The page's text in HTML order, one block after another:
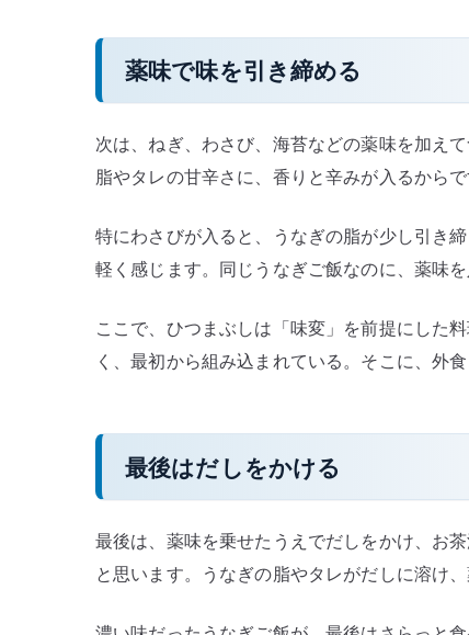
薬味で味を引き締める
次は、ねぎ、わさび、海苔などの薬味を加え
脂やタレの甘辛さに、香りと辛みが入るからで
特にわさびが入ると、うなぎの脂が少し引き
軽く感じます。同じうなぎご飯なのに、薬味
ここで、ひつまぶしは「味変」を前提にした
く、最初から組み込まれている。そこに、外
最後はだしをかける
最後は、薬味を乗せたうえでだしをかけ、お
と思います。うなぎの脂やタレがだしに溶け